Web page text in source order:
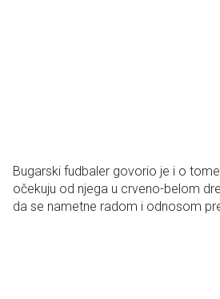
Bugarski fudbaler govorio je i o
očekuju od njega u crveno-belom
da se nametne radom i odnosom